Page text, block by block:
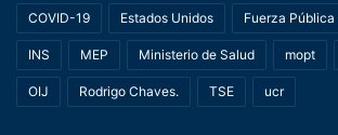
COVID-19 Estados Unidos Fuerza Pública
INS MEP Ministerio de Salud mopt
OIJ Rodrigo Chaves. TSE ucr